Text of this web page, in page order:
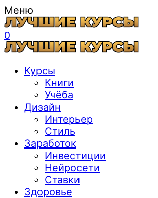
Меню
0
Курсы
Книги
Учёба
Дизайн
Интерьер
Стиль
Заработок
Инвестиции
Нейросети
Ставки
Здоровье